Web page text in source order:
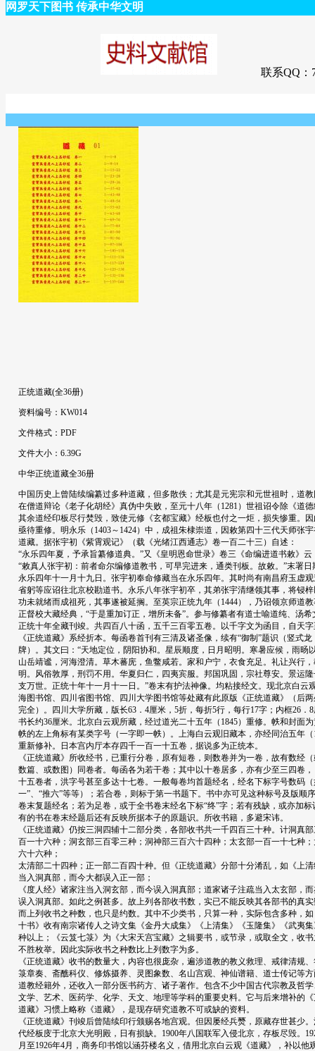
网罗天下图书 传承中华文明
联系QQ：
正统道藏(全36册)
资料编号：KW014
文件格式：PDF
文件大小：6.39G
中华正统道藏全36册
中国历史上曾陆续编纂过多种道藏，但多散佚；尤其是元宪宗和元世祖时，道
在僧道辩论《老子化胡经》真伪中失败，至元十八年（1281）世祖诏令除《道
其余道经印板尽行焚毁，致使元修《玄都宝藏》经板也付之一炬，损失惨重。
亟待重修。明永乐（1403～1424）中，成祖朱棣崇道，因敕第四十三代天师张
道藏。据张宇初《紫霄观记》（载《光绪江西通志》卷一百二十三）自述：
“永乐四年夏，予承旨纂修道典。”又《皇明恩命世录》卷三《命编进道书敕》云
“敕真人张宇初：前者命尔编修道教书，可早完进来，通类刊板。故敕。”末署日
永乐四年十一月十九日。张宇初奉命修藏当在永乐四年。其时尚有南昌府玉虚
省躬等应诏往北京校勘道书。永乐八年张宇初卒，其弟张宇清继领其事，将锓
功未就绪而成祖死，其事遂被延搁。至英宗正统九年（1444），乃诏领京师道
正督校大藏经典，“于是重加订正，增所未备”。参与修纂者有道士喻道纯、汤希
正统十年全藏刊竣。共四百八十函，五千三百零五卷。以千字文为函目，自天
《正统道藏》系经折本。每函卷首刊有三清及诸圣像，续有“御制”题识（竖式龙
牌）。其文曰：“天地定位，阴阳协和。星辰顺度，日月昭明。寒暑应候，雨旸
山岳靖谧，河海澄清。草木蕃庑，鱼鳖咸若。家和户宁，衣食充足。礼让兴行
明。风俗敦厚，刑罚不用。华夏归仁，四夷宾服。邦国巩固，宗社尊安。景运
支万世。正统十年十一月十一日。”卷末有护法神像。均粘接经文。现北京白云
海图书馆、四川省图书馆、四川大学图书馆等处藏有此原版《正统道藏》（后
完全）。四川大学所藏，版长63．4厘米，5折，每折5行，每行17字；内框26．
书长约36厘米。北京白云观所藏，经过道光二十五年（1845）重修。帙和封面
帙的左上角标有某类字号（一字即一帙）。上海白云观旧藏本，亦经同治五年（
重新修补。日本宫内厅本存四千一百一十五卷，据说多为正统本。
《正统道藏》所收经书，已重行分卷，原有短卷，则数卷并为一卷，故有数经
数篇、或数图）同卷者。每函各为若干卷；其中以十卷居多，亦有少至三四卷
十五卷者，洪字号甚至多达十七卷。一般每卷均首题经名，经名下标字号数码（
一”、“推六”等等）；若合卷，则标于第一书题下。书中亦可见这种标号及版顺
卷末复题经名；若为足卷，或于全书卷末经名下标“终”字；若有残缺，或亦加标
有的书在卷末经题后还有反映所据本子的原题识。所收书籍，多避宋讳。
《正统道藏》仍按三洞四辅十二部分类，各部收书共一千四百三十种。计洞真
百一十六种；洞玄部三百零三种；洞神部三百六十四种；太玄部一百一十七种
六十六种；
太清部二十四种；正一部二百四十种。但《正统道藏》分部十分淆乱，如《上
当入洞真部，而今大都误入正一部；
《度人经》诸家注当入洞玄部，而今误入洞真部；道家诸子注疏当入太玄部，
误入洞真部。如此之例甚多。故上列各部收书数，实已不能反映其各部书的真
而上列收书之种数，也只是约数。其中不少类书，只算一种，实际包含多种，
十书》收有南宗诸传人之诗文集《金丹大成集》《上清集》《玉隆集》《武夷
种以上；《云笈七箓》为《大宋天宫宝藏》之辑要书，或节录，或取全文，收
不胜枚举。因此实际收书之种数比上列数字为多。
《正统道藏》收书的数量大，内容也很庞杂，遍涉道教的教义救理、戒律清规
箓章奏、斋醮科仪、修炼摄养、灵图象数、名山宫观、神仙谱籍、道士传记等
道教经籍外，还收入一部分医书药方、诸子著作。包含不少中国古代宗教及哲
文学、艺术、医药学、化学、天文、地理等学科的重要史料。它与后来增补的
道藏》习惯上略称《道藏》，是现存研究道教不可或缺的资料。
《正统道藏》刊竣后曾陆续印行颁赐各地宫观。但因屡经兵燹，原藏存世甚少
代经板庋于北京大光明殿，日有损缺。1900年八国联军入侵北京，存板尽毁。
月至1926年4月，商务印书馆以涵芬楼名义，借用北京白云观《道藏》，补以他